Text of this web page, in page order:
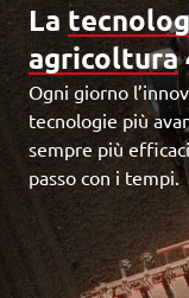
La
agricoltura
Ogni giorno
tecnologie più
sempre più
passo con i tempi.